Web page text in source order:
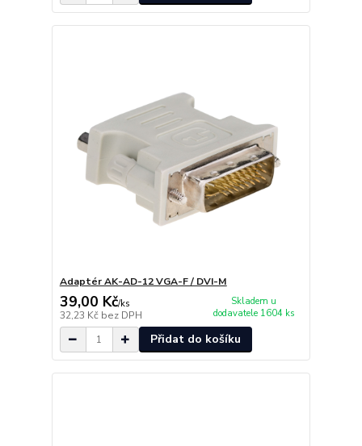
Adaptér AK-AD-12 VGA-F / DVI-M
39,00 Kč/ks
32,23 Kč bez DPH
Skladem u
dodavatele 1604 ks
Přidat do košíku